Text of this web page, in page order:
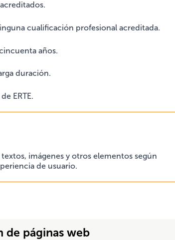
cualificación profesional acreditada.
años.
duración.
ERTE.
imágenes y otros elementos según
de usuario.
de páginas web